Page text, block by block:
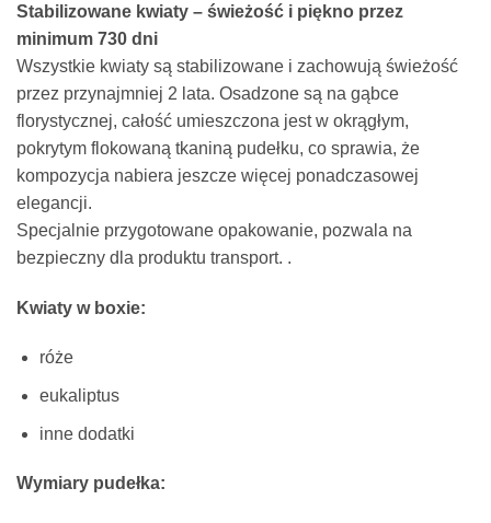
Stabilizowane kwiaty – świeżość i piękno przez
minimum 730 dni
Wszystkie kwiaty są stabilizowane i zachowują świeżość
przez przynajmniej 2 lata. Osadzone są na gąbce
florystycznej, całość umieszczona jest w okrągłym,
pokrytym flokowaną tkaniną pudełku, co sprawia, że
kompozycja nabiera jeszcze więcej ponadczasowej
elegancji.
Specjalnie przygotowane opakowanie, pozwala na
bezpieczny dla produktu transport. .
Kwiaty w boxie:
róże
eukaliptus
inne dodatki
Wymiary pudełka: